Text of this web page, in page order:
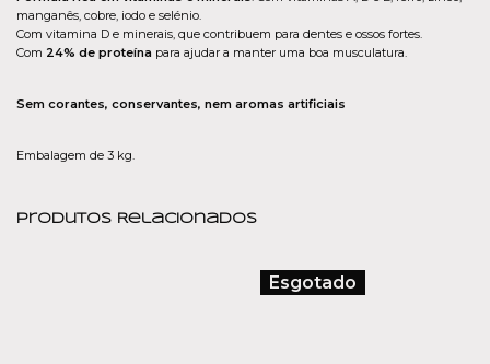
manganês, cobre, iodo e selénio.
Com vitamina D e minerais, que contribuem para dentes e ossos fortes.
Com 24% de proteína para ajudar a manter uma boa musculatura.
Sem corantes, conservantes, nem aromas artificiais
Embalagem de 3 kg.
Produtos Relacionados
Esgotado